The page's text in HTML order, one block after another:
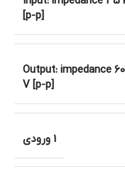
[p-p]
Output: impedance
V [p-p]
1 ورودی